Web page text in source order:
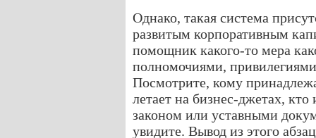
Однако, такая система
развитым корпоративным
помощник какого-то мера
полномочиями,
Посмотрите, кому
летает на бизнес-джетах,
законом или уставными
увидите. Вывод из этого